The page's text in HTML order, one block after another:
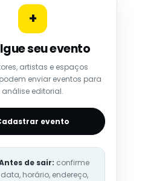
+
seu evento
artistas e espaços
enviar eventos para
análise editorial.
evento
de sair: confirme
data, horário, endereço,